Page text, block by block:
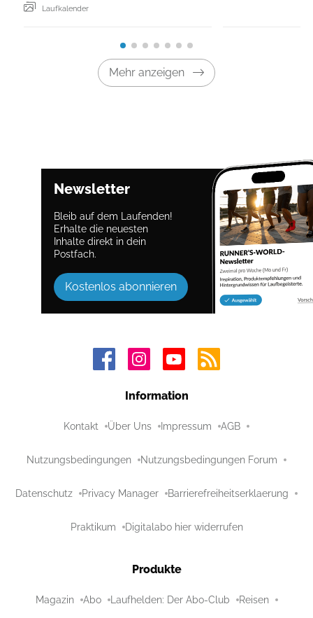
Laufkalender
Mehr anzeigen
Newsletter
Bleib auf dem Laufenden!
Erhalte die neuesten
Inhalte direkt in dein
Postfach.
Kostenlos abonnieren
Information
Kontakt Über Uns Impressum AGB
Nutzungsbedingungen Nutzungsbedingungen Forum
Datenschutz Privacy Manager Barrierefreiheitserklaerung
Praktikum Digitalabo hier widerrufen
Produkte
Magazin Abo Laufhelden: Der Abo-Club Reisen